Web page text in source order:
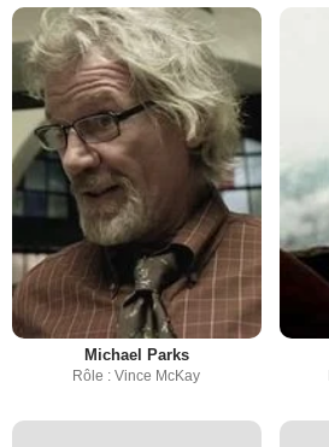
Michael Parks
Rôle : Vince McKay